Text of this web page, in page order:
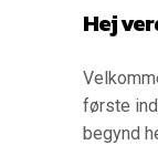
Hej
første
begynd